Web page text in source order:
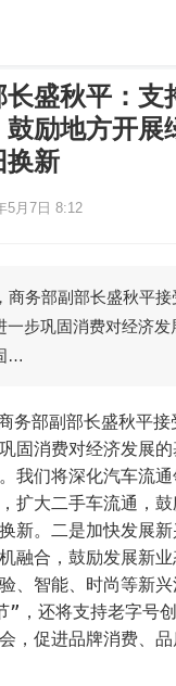
盛秋平：支
鼓励地方开展
换新
5月7日 8:12
商务部副部长盛秋平
一步巩固消费对经济发
…
固消费对经济发展
我们将深化汽车流
扩大二手车流通，
新。二是加快发展
融合，鼓励发展新
、智能、时尚等新
”，还将支持老字号
，促进品牌消费、品